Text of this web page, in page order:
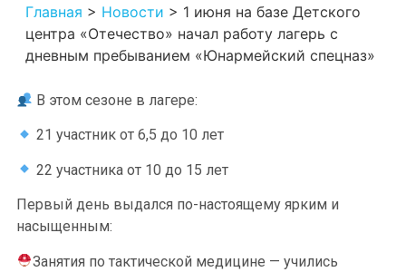
Главная > Новости > 1 июня на базе Детского
центра «Отечество» начал работу лагерь с
дневным пребыванием «Юнармейский спецназ»
В этом сезоне в лагере:
21 участник от 6,5 до 10 лет
22 участника от 10 до 15 лет
Первый день выдался по-настоящему ярким и
насыщенным:
Занятия по тактической медицине — учились